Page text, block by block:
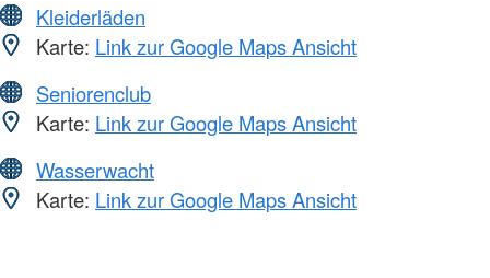
Kleiderläden
Karte: Link zur Google Maps Ansicht
Seniorenclub
Karte: Link zur Google Maps Ansicht
Wasserwacht
Karte: Link zur Google Maps Ansicht